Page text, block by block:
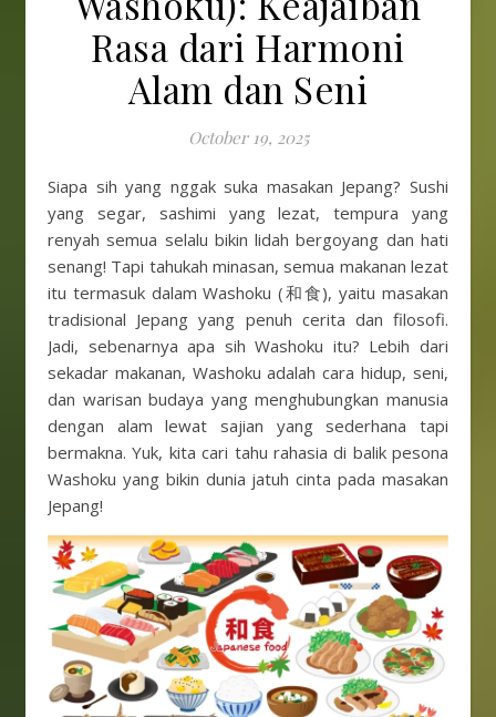
Rasa dari Harmoni
Alam dan Seni
October 19, 2025
Siapa sih yang nggak suka masakan Jepang? Sushi
yang segar, sashimi yang lezat, tempura yang
renyah semua selalu bikin lidah bergoyang dan hati
senang! Tapi tahukah minasan, semua makanan lezat
itu termasuk dalam Washoku (和食), yaitu masakan
tradisional Jepang yang penuh cerita dan filosofi.
Jadi, sebenarnya apa sih Washoku itu? Lebih dari
sekadar makanan, Washoku adalah cara hidup, seni,
dan warisan budaya yang menghubungkan manusia
dengan alam lewat sajian yang sederhana tapi
bermakna. Yuk, kita cari tahu rahasia di balik pesona
Washoku yang bikin dunia jatuh cinta pada masakan
Jepang!